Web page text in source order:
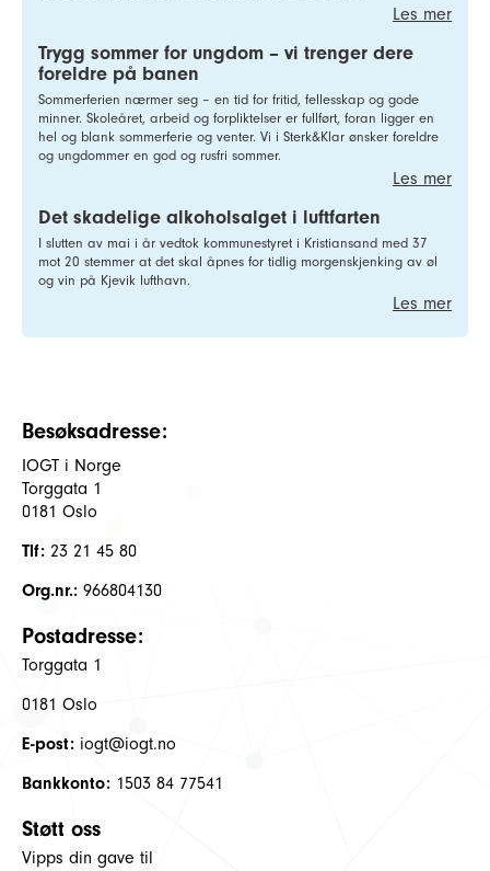
Les mer
Trygg sommer for ungdom – vi trenger dere
foreldre på banen
Sommerferien nærmer seg – en tid for fritid, fellesskap og gode
minner. Skoleåret, arbeid og forpliktelser er fullført, foran ligger en
hel og blank sommerferie og venter. Vi i Sterk&Klar ønsker foreldre
og ungdommer en god og rusfri sommer.
Les mer
Det skadelige alkoholsalget i luftfarten
I slutten av mai i år vedtok kommunestyret i Kristiansand med 37
mot 20 stemmer at det skal åpnes for tidlig morgenskjenking av øl
og vin på Kjevik lufthavn.
Les mer
Besøksadresse:
IOGT i Norge
Torggata 1
0181 Oslo
Tlf: 23 21 45 80
Org.nr.: 966804130
Postadresse:
Torggata 1
0181 Oslo
E-post: iogt@iogt.no
Bankkonto: 1503 84 77541
Støtt oss
Vipps din gave til